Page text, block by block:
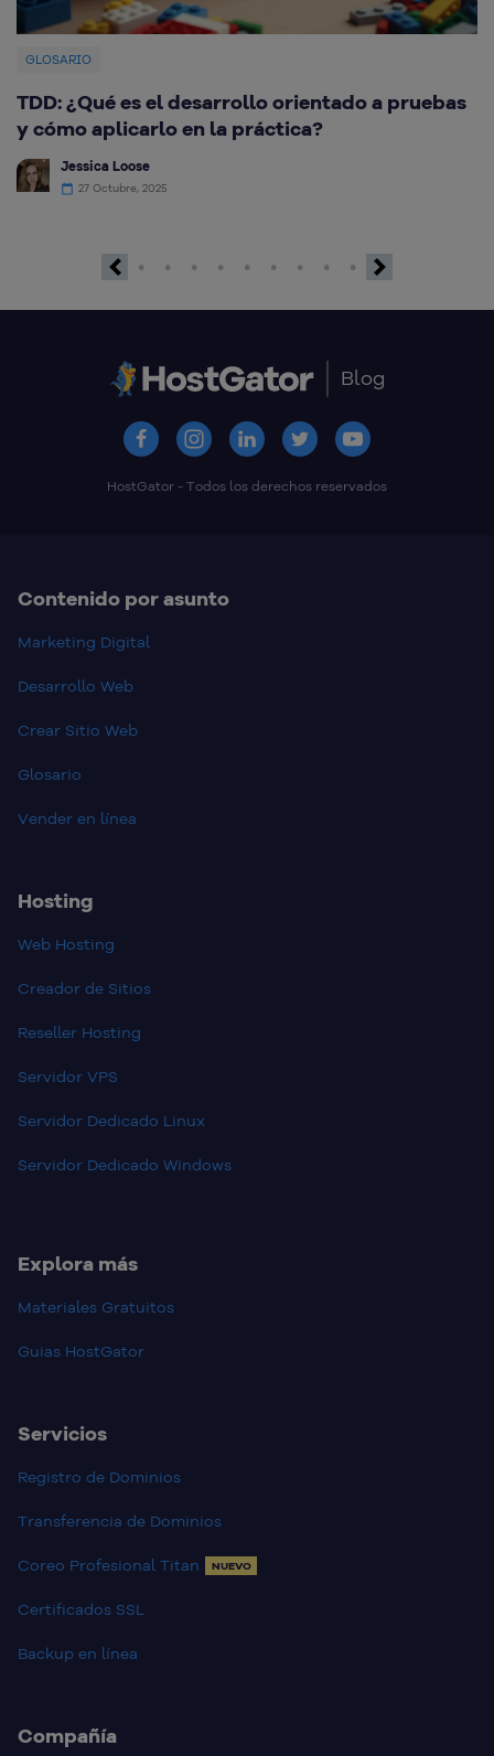
GLOSARIO
TDD: ¿Qué es el desarrollo orientado a pruebas
y cómo aplicarlo en la práctica?
Jessica Loose
27 Octubre, 2025
Blog
HostGator - Todos los derechos reservados
Contenido por asunto
Marketing Digital
Desarrollo Web
Crear Sitio Web
Glosario
Vender en línea
Hosting
Web Hosting
Creador de Sitios
Reseller Hosting
Servidor VPS
Servidor Dedicado Linux
Servidor Dedicado Windows
Explora más
Materiales Gratuitos
Guias HostGator
Servicios
Registro de Dominios
Transferencia de Dominios
Coreo Profesional Titan NUEVO
Certificados SSL
Backup en línea
Compañía